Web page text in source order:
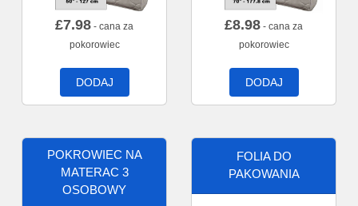
£7.98 - cana za
pokorowiec
DODAJ
£8.98 - cana za
pokorowiec
DODAJ
POKROWIEC NA
MATERAC 3
OSOBOWY
FOLIA DO
PAKOWANIA